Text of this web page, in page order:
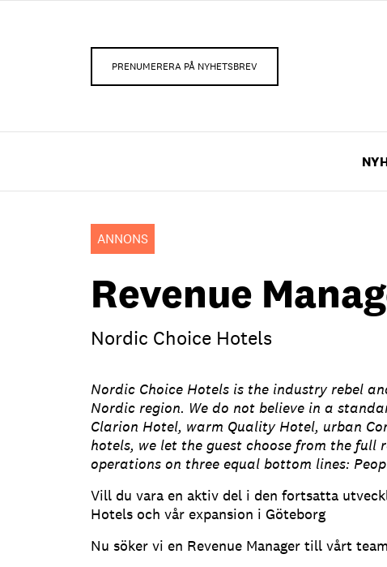
PRENUMERERA PÅ NYHETSBREV
ANNONS
Revenue
Nordic Choice Hotels
Nordic Choice Hotels is the industry rebel
Nordic region. We do not believe in a
Clarion Hotel, warm Quality Hotel, urban
hotels, we let the guest choose from the full
operations on three equal bottom lines:
Vill du vara en aktiv del i den fortsatta
Hotels och vår expansion i Göteborg
Nu söker vi en Revenue Manager till vårt